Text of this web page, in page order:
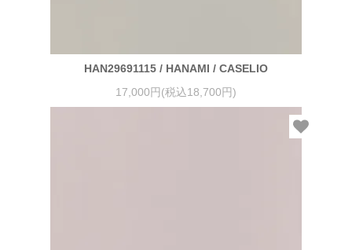
HAN29691115 / HANAMI / CASELIO
17,000円(税込18,700円)